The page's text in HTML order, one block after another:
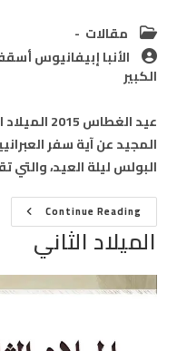
Post
category:
مقالات
Post
author:
الأنبا إبيفانيوس
الكبير
عيد
المجيد عن آية سفر
البولس ليلة العيد،
Continue Readingالميلاد
الثانيالميلاد الثاني